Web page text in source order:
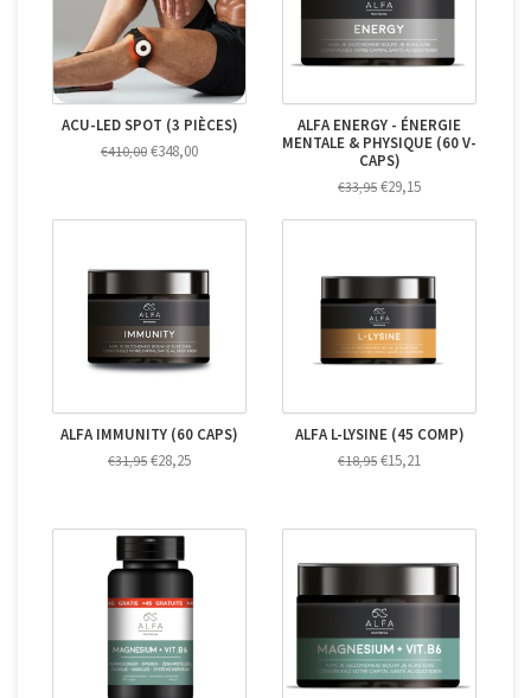
ACU-LED SPOT (3 PIÈCES)
€410,00 €348,00
ALFA ENERGY - ÉNERGIE
MENTALE & PHYSIQUE (60 V-
CAPS)
€33,95 €29,15
ALFA IMMUNITY (60 CAPS)
€31,95 €28,25
ALFA L-LYSINE (45 COMP)
€18,95 €15,21